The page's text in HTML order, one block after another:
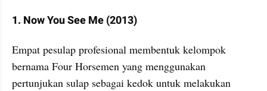
1. Now You See Me (2013)
Empat pesulap profesional membentuk kelompok
bernama Four Horsemen yang menggunakan
pertunjukan sulap sebagai kedok untuk melakukan